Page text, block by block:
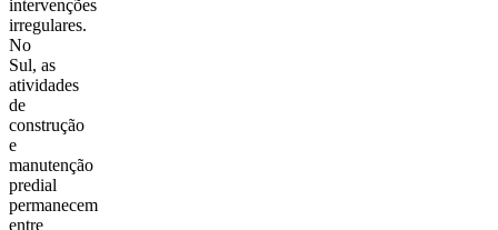
intervenções
irregulares.
No
Sul, as
atividades
de
construção
e
manutenção
predial
permanecem
entre